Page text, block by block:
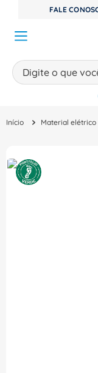
FALE
Digite o que você
Material elétrico
TERMOS MAIS
º disjuntor
3º